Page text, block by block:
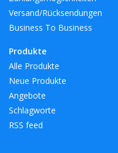
Versand/Rücksendungen
Business To Business
Produkte
Alle Produkte
Neue Produkte
Angebote
Schlagworte
RSS feed